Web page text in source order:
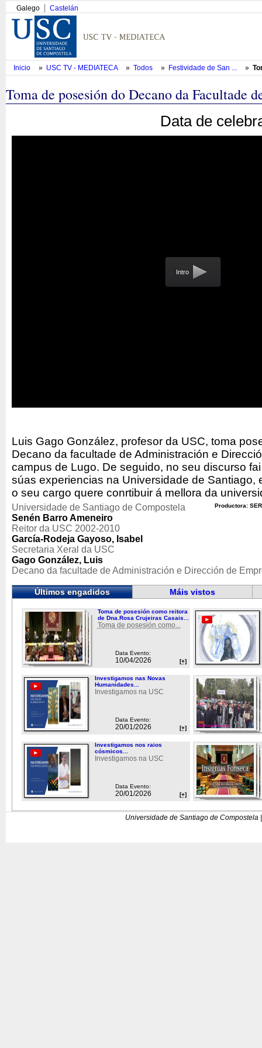
Galego Castelán
Inicio » USC TV - MEDIATECA » Todos » Festividade de San ... »
Toma de posesión do Decano da Facultade
Data de
Intro
Luis Gago González, profesor da USC, toma
Decano da facultade de Administración e
campus de Lugo. De seguido, no seu discurso
súas experiencias na Universidade de Santiago,
o seu cargo quere conrtibuir á mellora da
Productora:
Universidade de Santiago de Compostela
Senén Barro Ameneiro
Reitor da USC 2002-2010
García-Rodeja Gayoso, Isabel
Secretaria Xeral da USC
Gago González, Luis
Decano da facultade de Administración e Dirección de
Últimos engadidos Máis vistos
Toma de posesión como reitora
de Dna.Rosa Crujeiras Casais...
Toma de posesión como...
Data Evento:
10/04/2026 [+]
Investigamos nas Novas
Humanidades...
Investigamos na USC
Data Evento:
20/01/2026 [+]
Investigamos nos raios
cósmicos...
Investigamos na USC
Data Evento:
20/01/2026 [+]
Universidade de Santiago de